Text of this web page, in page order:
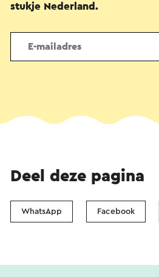
stukje Nederland.
Deel deze pagina
WhatsApp Facebook